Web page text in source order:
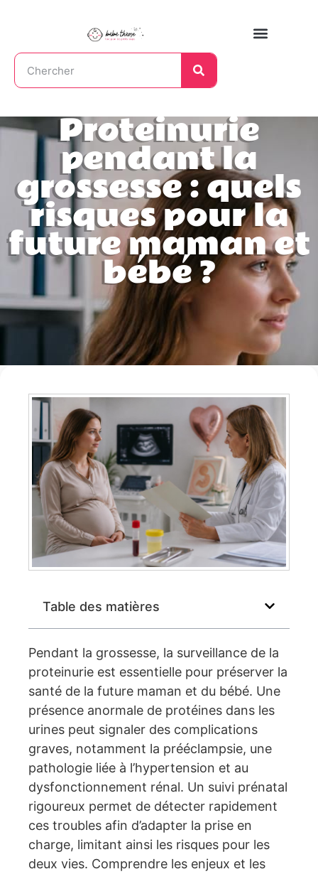
Proteinurie
pendant la
grossesse : quels
risques pour la
future maman et
bébé ?
Table des matières
Pendant la grossesse, la surveillance de la
proteinurie est essentielle pour préserver la
santé de la future maman et du bébé. Une
présence anormale de protéines dans les
urines peut signaler des complications
graves, notamment la prééclampsie, une
pathologie liée à l’hypertension et au
dysfonctionnement rénal. Un suivi prénatal
rigoureux permet de détecter rapidement
ces troubles afin d’adapter la prise en
charge, limitant ainsi les risques pour les
deux vies. Comprendre les enjeux et les